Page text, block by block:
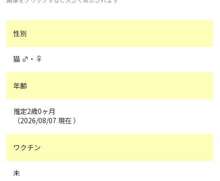
性別
猫 ♂・♀
年齢
推定2歳0ヶ月
（2026/08/07 現在 ）
ワクチン
未